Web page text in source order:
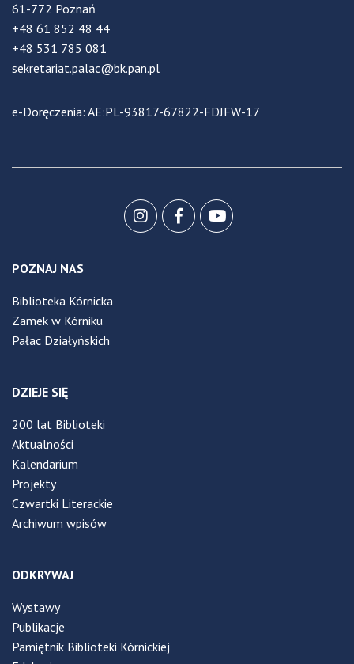
61-772 Poznań
+48 61 852 48 44
+48 531 785 081
sekretariat.palac@bk.pan.pl
e-Doręczenia: AE:PL-93817-67822-FDJFW-17
POZNAJ NAS
Biblioteka Kórnicka
Zamek w Kórniku
Pałac Działyńskich
DZIEJE SIĘ
200 lat Biblioteki
Aktualności
Kalendarium
Projekty
Czwartki Literackie
Archiwum wpisów
ODKRYWAJ
Wystawy
Publikacje
Pamiętnik Biblioteki Kórnickiej